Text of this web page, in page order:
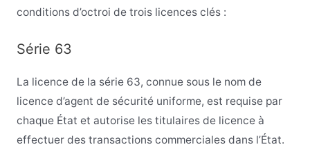
conditions d’octroi de trois licences clés :
Série 63
La licence de la série 63, connue sous le nom de
licence d’agent de sécurité uniforme, est requise par
chaque État et autorise les titulaires de licence à
effectuer des transactions commerciales dans l’État.